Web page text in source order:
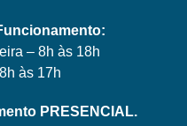
– 8h às 18h
às 17h
PRESENCIAL.